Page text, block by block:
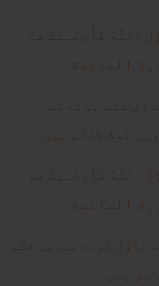
اللَّهُ فَأُولـئِكَ هُمُ
المائدة
کئے ہوئے کے
لوگ ظالم ہیں۔
اللَّهُ فَأُولـئِكَ هُمُ
المائدة
نازل کرده سے ہی حکم
ہیں۔